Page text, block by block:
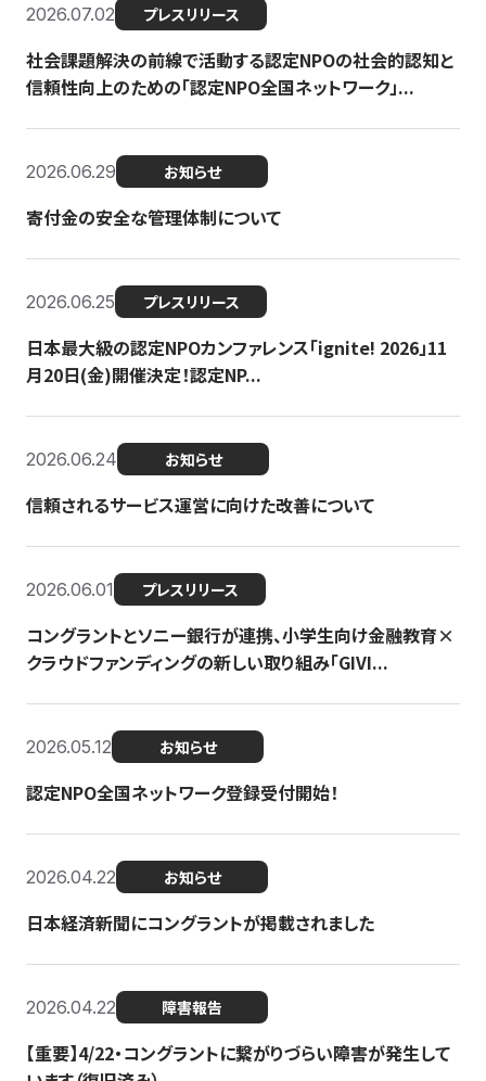
2026.07.02 プレスリリース
社会課題解決の前線で活動する認定NPOの社会的認知と
信頼性向上のための「認定NPO全国ネットワーク」...
2026.06.29 お知らせ
寄付金の安全な管理体制について
2026.06.25 プレスリリース
日本最大級の認定NPOカンファレンス「ignite! 2026」11
月20日(金)開催決定！認定NP...
2026.06.24 お知らせ
信頼されるサービス運営に向けた改善について
2026.06.01 プレスリリース
コングラントとソニー銀行が連携、小学生向け金融教育×
クラウドファンディングの新しい取り組み「GIVI...
2026.05.12 お知らせ
認定NPO全国ネットワーク登録受付開始！
2026.04.22 お知らせ
日本経済新聞にコングラントが掲載されました
2026.04.22 障害報告
【重要】4/22・コングラントに繋がりづらい障害が発生して